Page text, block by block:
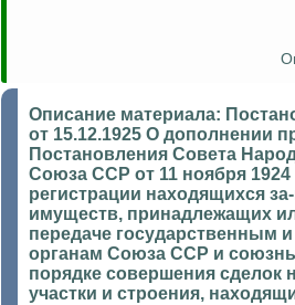
Описание материала:
от 15.12.1925 О дополнении
Постановления Совета
Союза ССР от 11 ноября 1924
регистрации находящихся
имуществ, принадлежащих
передаче государственным
органам Союза ССР и
порядке совершения сделок
участки и строения,